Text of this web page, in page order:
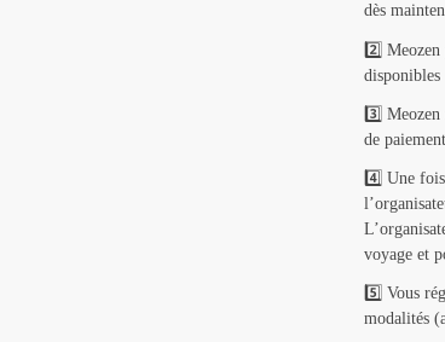
dès
2️⃣
disponibles
3️⃣
de
4️⃣ Une
voyage et
5️⃣ Vous
modalités